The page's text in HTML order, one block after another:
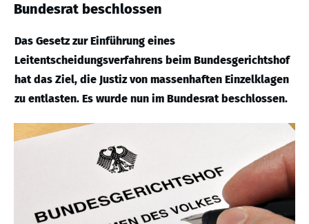
Bundesrat beschlossen
Das Gesetz zur Einführung eines
Leitentscheidungsverfahrens beim Bundesgerichtshof
hat das Ziel, die Justiz von massenhaften Einzelklagen
zu entlasten. Es wurde nun im Bundesrat beschlossen.